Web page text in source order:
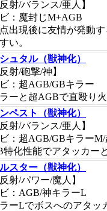
反射/バランス/亜人】
：魔封じM+AGB
出現後に友情が発動
い。
ュタル（獣神化）
反射/砲撃/神】
：超AGB/GBキラー
ーと超AGBで直殴り火
ペスト（獣神化）
反射/バランス/亜人】
：超AGB/GBキラーM/
特化性能でアタッカー
スター（獣神化）
反射/パワー/魔人】
：AGB/神キラーL
ーLでボスへのアタッ